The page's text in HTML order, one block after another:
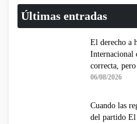
Últimas entradas
El derecho a
Internacional
correcta,
06/08/2026
Cuando las
del partido El